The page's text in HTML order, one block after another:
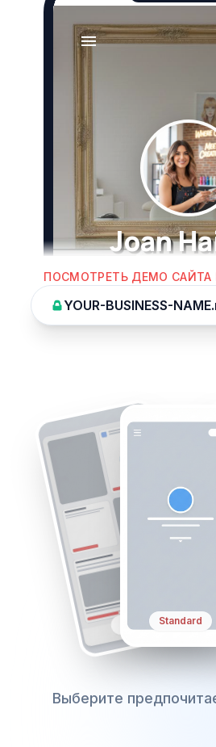
ПОСМОТРЕТЬ ДЕМО САЙТА
YOUR-BUSINESS-
Simple Standard
Выберите